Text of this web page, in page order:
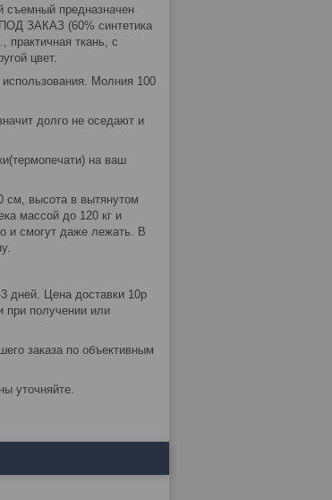
съемный предназначен
ЗАКАЗ (60% синтетика
практичная ткань, с
цвет.
Молния 100
долго не оседают и
на ваш
см, высота в вытянутом
массой до 120 кг и
и смогут даже лежать. В
дней. Цена доставки 10р
при получении или
заказа по объективным
уточняйте.